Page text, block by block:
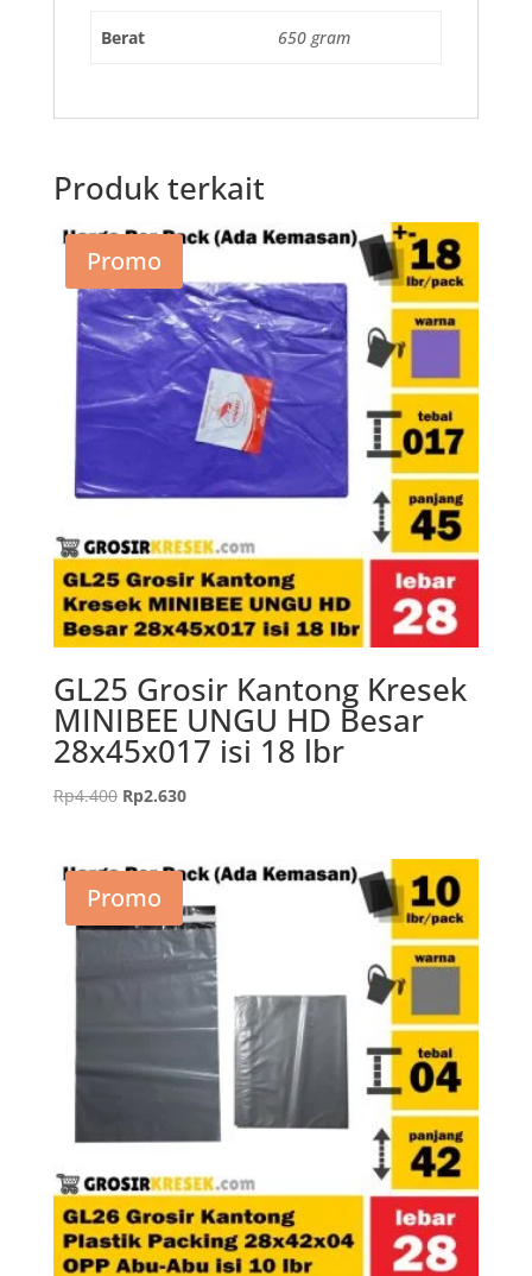
Berat 650 gram
Produk terkait
Promo
GL25 Grosir Kantong Kresek
MINIBEE UNGU HD Besar
28x45x017 isi 18 lbr
Rp4.400 Harga
Rp4.400.
Rp2.630Harga
adalah:
Rp2.630.
Promo